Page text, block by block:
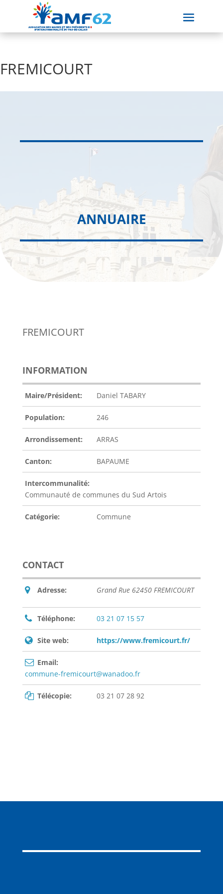
FREMICOURT
ANNUAIRE
FREMICOURT
INFORMATION
Maire/Président: Daniel TABARY
Population: 246
Arrondissement: ARRAS
Canton: BAPAUME
Intercommunalité:
Communauté de communes du Sud Artois
Catégorie: Commune
CONTACT
Adresse: Grand Rue 62450 FREMICOURT
Téléphone: 03 21 07 15 57
Site web: https://www.fremicourt.fr/
Email:
commune-fremicourt@wanadoo.fr
Télécopie: 03 21 07 28 92